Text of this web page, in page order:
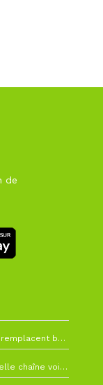
de
La Liga change de diffuseur : DAZN et Disney+ remplacent beIN Sports !
RC Lens – Villarreal : à quelle heure et sur quelle chaîne voir la finale de la Como Cup ?